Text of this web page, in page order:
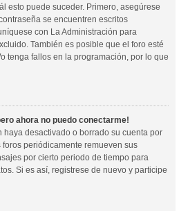
esto puede suceder. Primero, asegúrese
se encuentren escritos
con La Administración para
También es posible que el foro esté
tenga fallos en la programación, por lo que
ahora no puedo conectarme!
desactivado o borrado su cuenta por
periódicamente remueven sus
por cierto periodo de tiempo para
Si es así, registrese de nuevo y participe